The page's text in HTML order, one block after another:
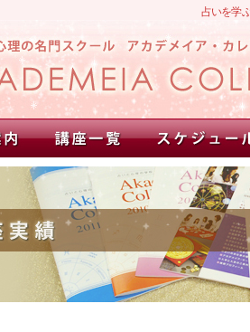
占いを学